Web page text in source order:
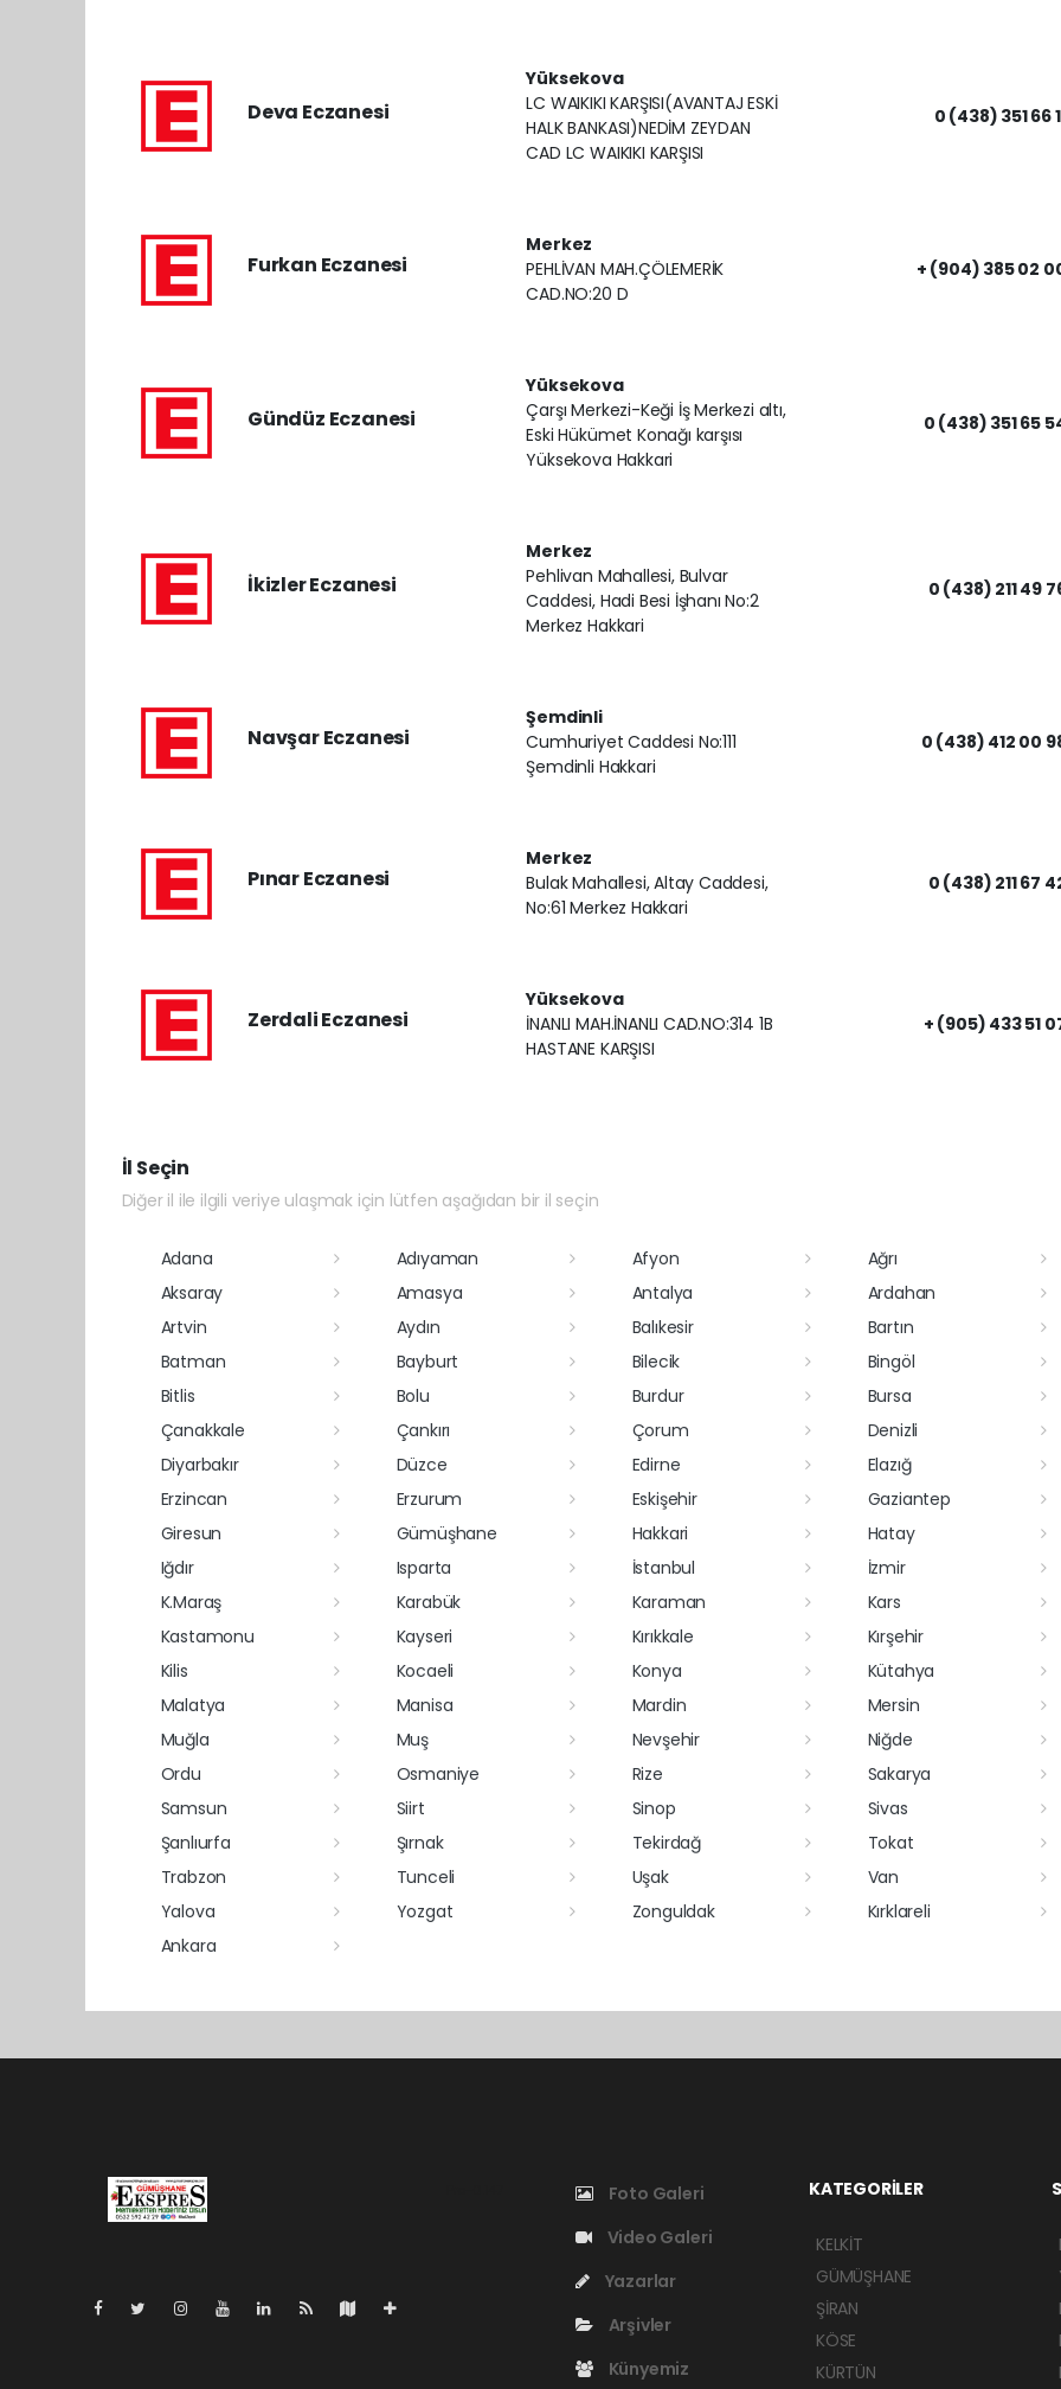
Deva Eczanesi
Yüksekova
LC WAIKIKI KARŞISI(AVANTAJ ESKİ
HALK BANKASI)NEDİM ZEYDAN
CAD LC WAIKIKI KARŞISI
0 (438) 351 66
Furkan Eczanesi
Merkez
PEHLİVAN MAH.ÇÖLEMERİK
CAD.NO:20 D
+ (904) 385 02
Gündüz Eczanesi
Yüksekova
Çarşı Merkezi-Keği İş Merkezi altı,
Eski Hükümet Konağı karşısı
Yüksekova Hakkari
0 (438) 351 65
İkizler Eczanesi
Merkez
Pehlivan Mahallesi, Bulvar
Caddesi, Hadi Besi İşhanı No:2
Merkez Hakkari
0 (438) 211 49
Navşar Eczanesi
Şemdinli
Cumhuriyet Caddesi No:111
Şemdinli Hakkari
0 (438) 412 00
Pınar Eczanesi
Merkez
Bulak Mahallesi, Altay Caddesi,
No:61 Merkez Hakkari
0 (438) 211 67
Zerdali Eczanesi
Yüksekova
İNANLI MAH.İNANLI CAD.NO:314 1B
HASTANE KARŞISI
+ (905) 433 51
İl Seçin
Diğer il ile ilgili veriye ulaşmak için lütfen aşağıdan bir il seçin
Adana Adıyaman Afyon
Ağrı
Aksaray
Amasya Antalya
Ardahan
Artvin
Aydın Balıkesir
Bartın
Batman
Bayburt Bilecik
Bingöl
Bitlis
Bolu Burdur
Bursa
Çanakkale
Çankırı Çorum
Denizli
Diyarbakır
Düzce Edirne
Elazığ
Erzincan
Erzurum Eskişehir
Gaziantep
Giresun
Gümüşhane Hakkari
Hatay
Iğdır
Isparta İstanbul
İzmir
K.Maraş
Karabük Karaman
Kars
Kastamonu
Kayseri Kırıkkale
Kırşehir
Kilis
Kocaeli Konya
Kütahya
Malatya
Manisa Mardin
Mersin
Muğla
Muş Nevşehir
Niğde
Ordu
Osmaniye Rize
Sakarya
Samsun
Siirt Sinop
Sivas
Şanlıurfa
Şırnak Tekirdağ
Tokat
Trabzon
Tunceli Uşak
Van
Yalova
Yozgat Zonguldak
Kırklareli
Ankara
Foto Galeri
Video Galeri
Yazarlar
Arşivler
Künyemiz
KATEGORİLER
KELKİT
GÜMÜŞHANE
ŞİRAN
KÖSE
KÜRTÜN